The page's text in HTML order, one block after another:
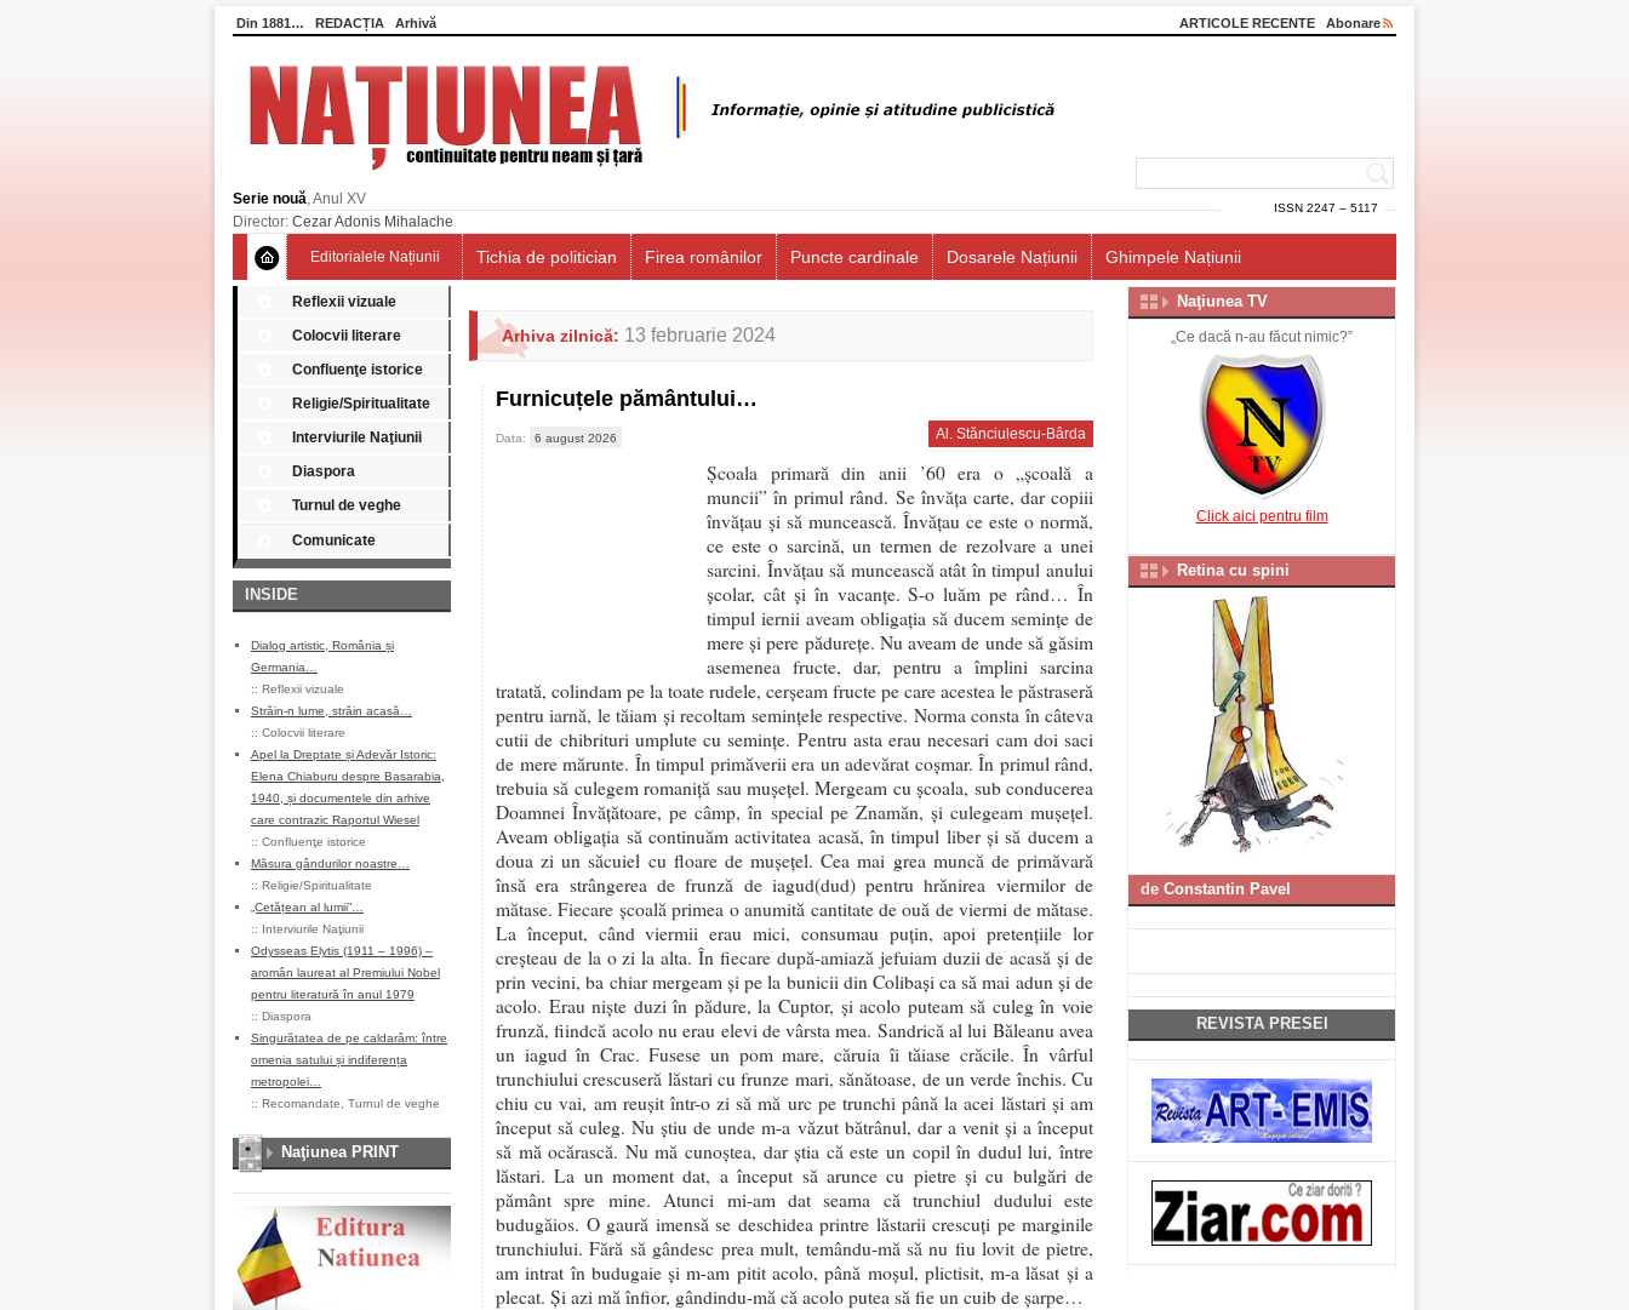
Din 1881… REDACȚIA Arhivă ARTICOLE RECENTE Abonare
ISSN 2247 – 5117
Serie nouă, Anul XV
Director: Cezar Adonis Mihalache
Editorialele Națiunii Tichia de politician Firea românilor Puncte cardinale Dosarele Națiunii Ghimpele Națiunii
Reflexii vizuale
Colocvii literare
Confluenţe istorice
Religie/Spiritualitate
Interviurile Naţiunii
Diaspora
Turnul de veghe
Comunicate
INSIDE
Dialog artistic, România și
Germania…
:: Reflexii vizuale
Străin-n lume, străin acasă…
:: Colocvii literare
Apel la Dreptate și Adevăr Istoric:
Elena Chiaburu despre Basarabia,
1940, și documentele din arhive
care contrazic Raportul Wiesel
:: Confluenţe istorice
Măsura gândurilor noastre…
:: Religie/Spiritualitate
„Cetățean al lumii”…
:: Interviurile Naţiunii
Odysseas Elytis (1911 – 1996) –
aromân laureat al Premiului Nobel
pentru literatură în anul 1979
:: Diaspora
Singurătatea de pe caldarâm: între
omenia satului și indiferența
metropolei…
:: Recomandate Turnul de veghe
Naţiunea PRINT
Arhiva zilnică: 13 februarie 2024
Furnicuțele pământului…
Data: 6 august 2026 Al. Stănciulescu-Bârda
Școala primară din anii ’60 era o „școală a
muncii” în primul rând. Se învăța carte, dar copiii
învățau și să muncească. Învățau ce este o normă,
ce este o sarcină, un termen de rezolvare a unei
sarcini. Învățau să muncească atât în timpul anului
școlar, cât și în vacanțe. S-o luăm pe rând… În
timpul iernii aveam obligația să ducem semințe de
mere și pere pădurețe. Nu aveam de unde să găsim
asemenea fructe, dar, pentru a împlini sarcina
tratată, colindam pe la toate rudele, cerșeam fructe pe care acestea le păstraseră
pentru iarnă, le tăiam și recoltam semințele respective. Norma consta în câteva
cutii de chibrituri umplute cu semințe. Pentru asta erau necesari cam doi saci
de mere mărunte. În timpul primăverii era un adevărat coșmar. În primul rând,
trebuia să culegem romaniță sau mușețel. Mergeam cu școala, sub conducerea
Doamnei Învățătoare, pe câmp, în special pe Znamăn, și culegeam mușețel.
Aveam obligația să continuăm activitatea acasă, în timpul liber și să ducem a
doua zi un săcuiel cu floare de mușețel. Cea mai grea muncă de primăvară
însă era strângerea de frunză de iagud(dud) pentru hrănirea viermilor de
mătase. Fiecare școală primea o anumită cantitate de ouă de viermi de mătase.
La început, când viermii erau mici, consumau puțin, apoi pretențiile lor
creșteau de la o zi la alta. În fiecare după-amiază jefuiam duzii de acasă și de
prin vecini, ba chiar mergeam și pe la bunicii din Colibași ca să mai adun și de
acolo. Erau niște duzi în pădure, la Cuptor, și acolo puteam să culeg în voie
frunză, fiindcă acolo nu erau elevi de vârsta mea. Sandrică al lui Băleanu avea
un iagud în Crac. Fusese un pom mare, căruia îi tăiase crăcile. În vârful
trunchiului crescuseră lăstari cu frunze mari, sănătoase, de un verde închis. Cu
chiu cu vai, am reușit într-o zi să mă urc pe trunchi până la acei lăstari și am
început să culeg. Nu știu de unde m-a văzut bătrânul, dar a venit și a început
să mă ocărască. Nu mă cunoștea, dar știa că este un copil în dudul lui, între
lăstari. La un moment dat, a început să arunce cu pietre și cu bulgări de
pământ spre mine. Atunci mi-am dat seama că trunchiul dudului este
budugăios. O gaură imensă se deschidea printre lăstarii crescuți pe marginile
trunchiului. Fără să gândesc prea mult, temându-mă să nu fiu lovit de pietre,
am intrat în budugaie și m-am pitit acolo, până moșul, plictisit, m-a lăsat și a
plecat. Și azi mă înfior, gândindu-mă că acolo putea să fie un cuib de șarpe…
Naţiunea TV
„Ce dacă n-au făcut nimic?”
Click aici pentru film
Retina cu spini
de Constantin Pavel
REVISTA PRESEI